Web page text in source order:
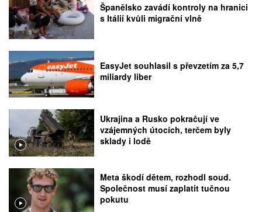
Španělsko zavádí kontroly na hranici
s Itálií kvůli migrační vlně
EasyJet souhlasil s převzetím za 5,7
miliardy liber
Ukrajina a Rusko pokračují ve
vzájemných útocích, terčem byly
sklady i lodě
Meta škodí dětem, rozhodl soud.
Společnost musí zaplatit tučnou
pokutu